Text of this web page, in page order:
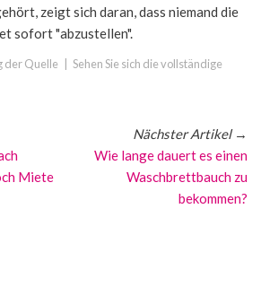
zeigt sich daran, dass niemand die
sofort "abzustellen".
der Quelle Sehen Sie sich die vollständige
Miete
Nächster Artikel→
Wie lange dauert es einen
Waschbrettbauch zu
bekommen?